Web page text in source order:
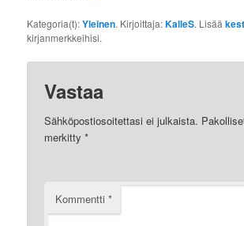
Kategoria(t):Yleinen. Kirjoittaja:KalleS. Lisää
kirjanmerkkeihisi.
Vastaa
Sähköpostiosoitettasi ei julkaista.
merkitty*
Kommentti*